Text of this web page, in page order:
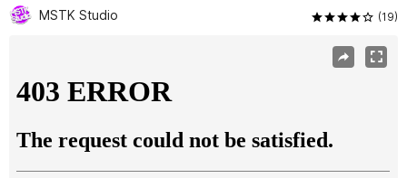
MSTK Studio (19)